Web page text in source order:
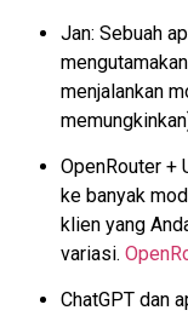
Jan: Sebuah
menjalankan
OpenRouter +
ke banyak
klien yang
variasi.
ChatGPT dan